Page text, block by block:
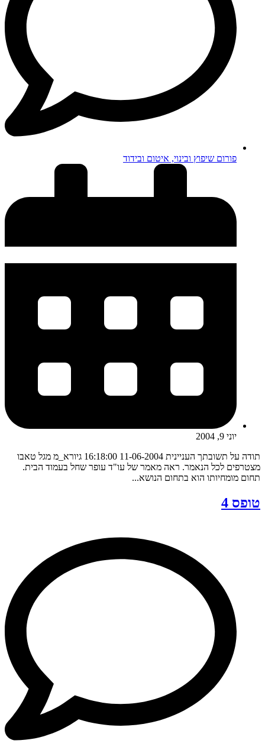
פורום שיפוץ ובינוי, איטום ובידוד
יוני 9, 2004
תודה על תשובתך העניינית 11-06-2004 16:18:00 גיורא_מ מגל טאבו
מצטרפים לכל הנאמר. ראה מאמר של עו"ד עופר שחל בעמוד הבית.
תחום מומחיותו הוא בתחום הנושא...
טופס 4